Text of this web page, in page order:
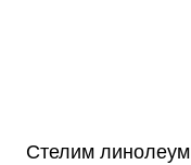
Стелим линолеум